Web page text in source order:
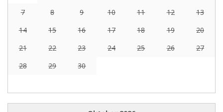
7
8 9 10 11 12
13
14
15 16 17 18 19
20
21
22 23 24 25 26
27
28
29 30